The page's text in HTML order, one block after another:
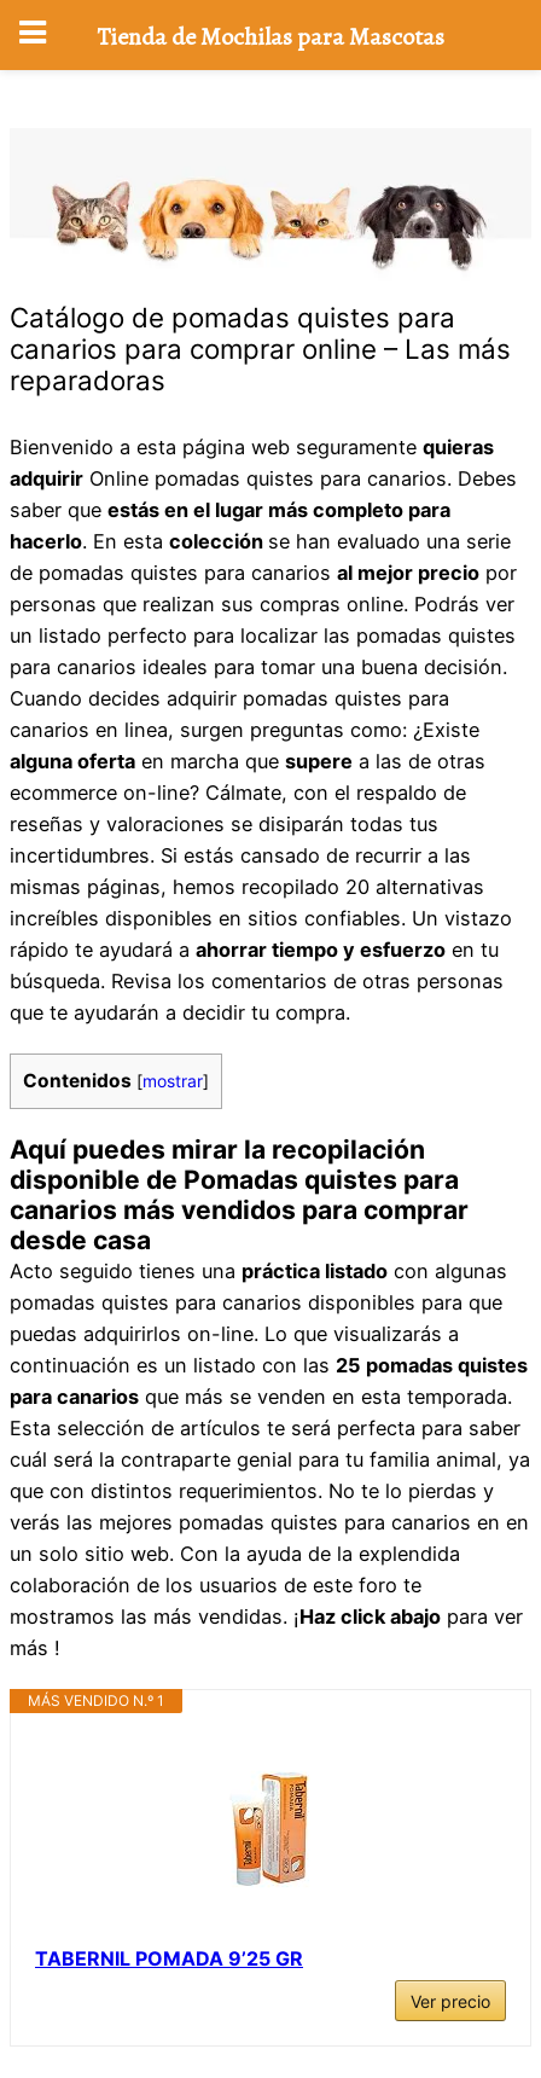
Catálogo de pomadas quistes para
canarios para comprar online – Las más
reparadoras
Bienvenido a esta página web seguramente quieras
adquirir Online pomadas quistes para canarios. Debes
saber que estás en el lugar más completo para
hacerlo. En esta colección se han evaluado una serie
de pomadas quistes para canarios al mejor precio por
personas que realizan sus compras online. Podrás ver
un listado perfecto para localizar las pomadas quistes
para canarios ideales para tomar una buena decisión.
Cuando decides adquirir pomadas quistes para
canarios en linea, surgen preguntas como: ¿Existe
alguna oferta en marcha que supere a las de otras
ecommerce on-line? Cálmate, con el respaldo de
reseñas y valoraciones se disiparán todas tus
incertidumbres. Si estás cansado de recurrir a las
mismas páginas, hemos recopilado 20 alternativas
increíbles disponibles en sitios confiables. Un vistazo
rápido te ayudará a ahorrar tiempo y esfuerzo en tu
búsqueda. Revisa los comentarios de otras personas
que te ayudarán a decidir tu compra.
Contenidos [mostrar]
Aquí puedes mirar la recopilación
disponible de Pomadas quistes para
canarios más vendidos para comprar
desde casa
Acto seguido tienes una práctica listado con algunas
pomadas quistes para canarios disponibles para que
puedas adquirirlos on-line. Lo que visualizarás a
continuación es un listado con las 25 pomadas quistes
para canarios que más se venden en esta temporada.
Esta selección de artículos te será perfecta para saber
cuál será la contraparte genial para tu familia animal, ya
que con distintos requerimientos. No te lo pierdas y
verás las mejores pomadas quistes para canarios en en
un solo sitio web. Con la ayuda de la explendida
colaboración de los usuarios de este foro te
mostramos las más vendidas. ¡Haz click abajo para ver
más !
MÁS VENDIDO N.º 1
TABERNIL POMADA 9’25 GR
Ver precio
Tienda de Mochilas para Mascotas